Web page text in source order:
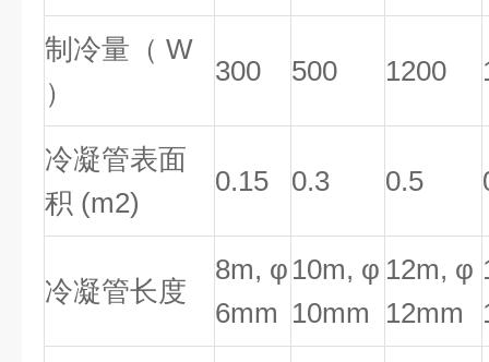
制冷量（ W
）
300 500 1200
冷凝管表面
积 (m2)
0.15 0.3 0.5
冷凝管长度
8m, φ
6mm
10m, φ
10mm
12m, φ
12mm